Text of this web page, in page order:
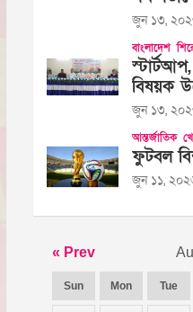
জুন ১৩,
বাংলাদেশ
বিষয়ক
জুন ১৩,
আন্তর্জাতিক
ফুটবল
জুন ১১,
« Prev
Sun Mon Tue